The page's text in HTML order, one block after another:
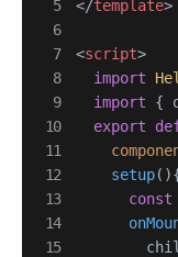
</template>
<script>
import
import {
export
setup(
const